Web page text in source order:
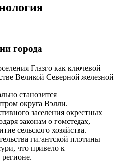
города
Глазго как ключевой
Великой Северной железной
становится
округа Вэлли.
заселения окрестных
законам о гомстедах,
сельского хозяйства.
гигантской плотины
что привело к